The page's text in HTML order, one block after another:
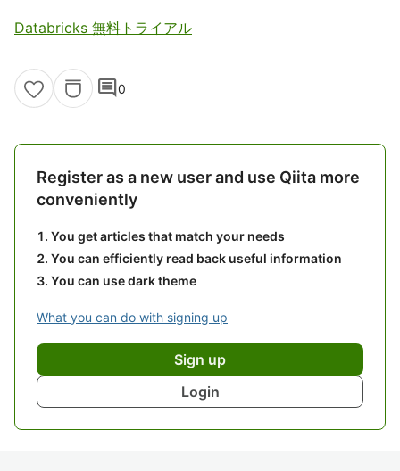
Databricks 無料トライアル
comment0
Register as a new user and use Qiita more
conveniently
You get articles that match your needs
You can efficiently read back useful information
You can use dark theme
What you can do with signing up
Sign up
Login